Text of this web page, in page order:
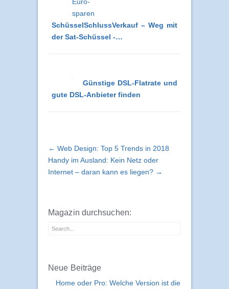
SchüsselSchlussVerkauf – Weg mit
der Sat-Schüssel -…
Günstige DSL-Flatrate und
gute DSL-Anbieter finden
← Web Design: Top 5 Trends in 2018
Handy im Ausland: Kein Netz oder
Internet – daran kann es liegen? →
Magazin durchsuchen:
Neue Beiträge
Home oder Pro: Welche Version ist die